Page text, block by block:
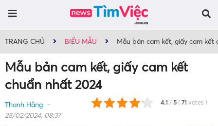
TRANG CHỦ BIỂU MẪU Mẫu bản cam kết, giấy cam kết
Mẫu bản cam kết, giấy cam kết
chuẩn nhất 2024
4.1 / 5 ( 71 votes )
Thanh Hằng
28/02/2024, 08:37